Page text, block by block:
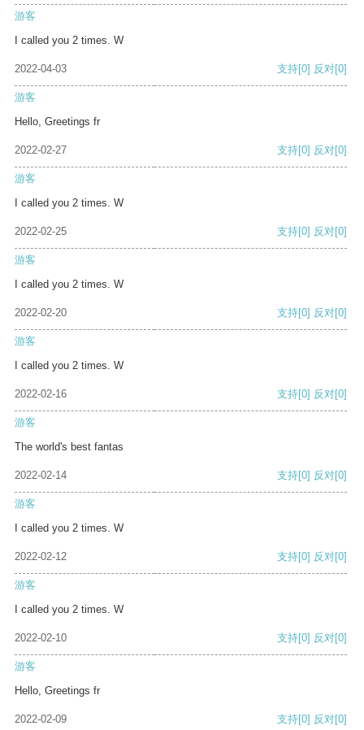
游客
I called you 2 times. W
2022-04-03 支持[0] 反对[0]
游客
Hello, Greetings fr
2022-02-27 支持[0] 反对[0]
游客
I called you 2 times. W
2022-02-25 支持[0] 反对[0]
游客
I called you 2 times. W
2022-02-20 支持[0] 反对[0]
游客
I called you 2 times. W
2022-02-16 支持[0] 反对[0]
游客
The world's best fantas
2022-02-14 支持[0] 反对[0]
游客
I called you 2 times. W
2022-02-12 支持[0] 反对[0]
游客
I called you 2 times. W
2022-02-10 支持[0] 反对[0]
游客
Hello, Greetings fr
2022-02-09 支持[0] 反对[0]